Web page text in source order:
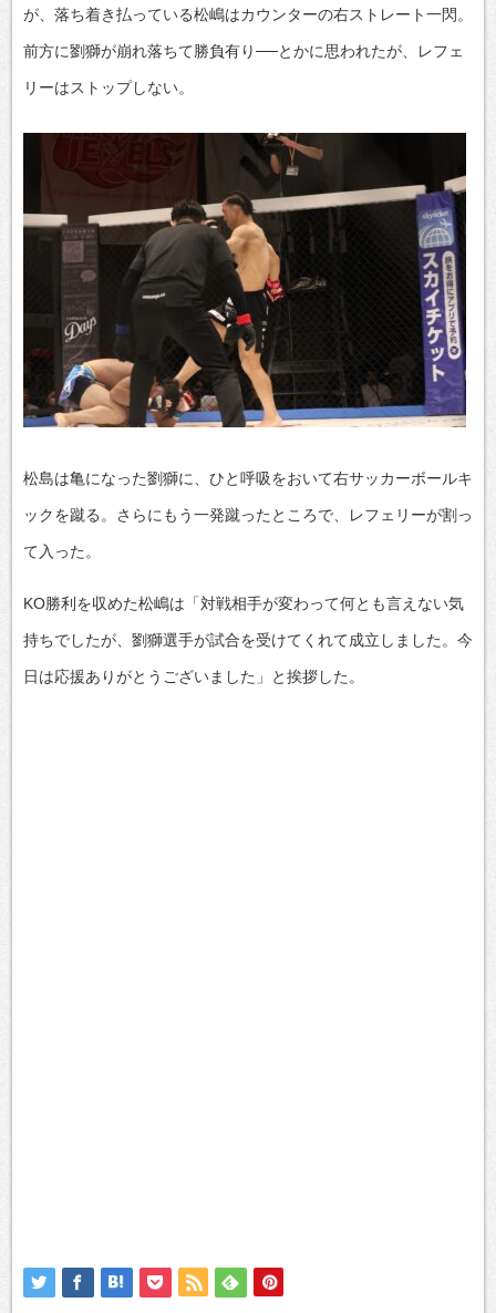
が、落ち着き払っている松嶋はカウンターの右ストレート一閃。
前方に劉獅が崩れ落ちて勝負有り──とかに思われたが、レフェ
リーはストップしない。
松島は亀になった劉獅に、ひと呼吸をおいて右サッカーボールキ
ックを蹴る。さらにもう一発蹴ったところで、レフェリーが割っ
て入った。
KO勝利を収めた松嶋は「対戦相手が変わって何とも言えない気
持ちでしたが、劉獅選手が試合を受けてくれて成立しました。今
日は応援ありがとうございました」と挨拶した。